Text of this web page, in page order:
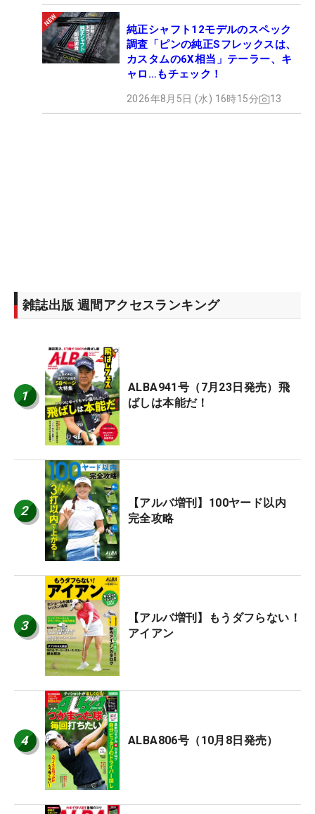
純正シャフト12モデルのスペック
調査「ピンの純正Sフレックスは、
カスタムの6X相当」テーラー、キ
ャロ…もチェック！
2026年8月5日 (水) 16時15分 13
雑誌出版 週間アクセスランキング
1
ALBA941号（7月23日発売）飛
ばしは本能だ！
2
【アルバ増刊】100ヤード以内
完全攻略
3
【アルバ増刊】もうダフらない！
アイアン
4 ALBA806号（10月8日発売）